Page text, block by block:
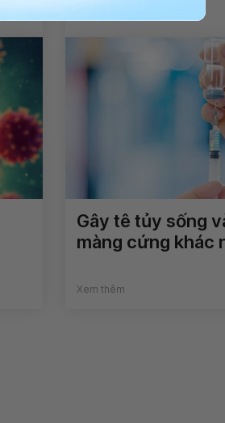
Xem thêm
Gây tê tủy sống
màng cứng khác
Xem thêm